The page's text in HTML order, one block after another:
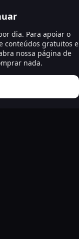
dia. Para apoiar o
conteúdos gratuitos e
nossa página de
nada.